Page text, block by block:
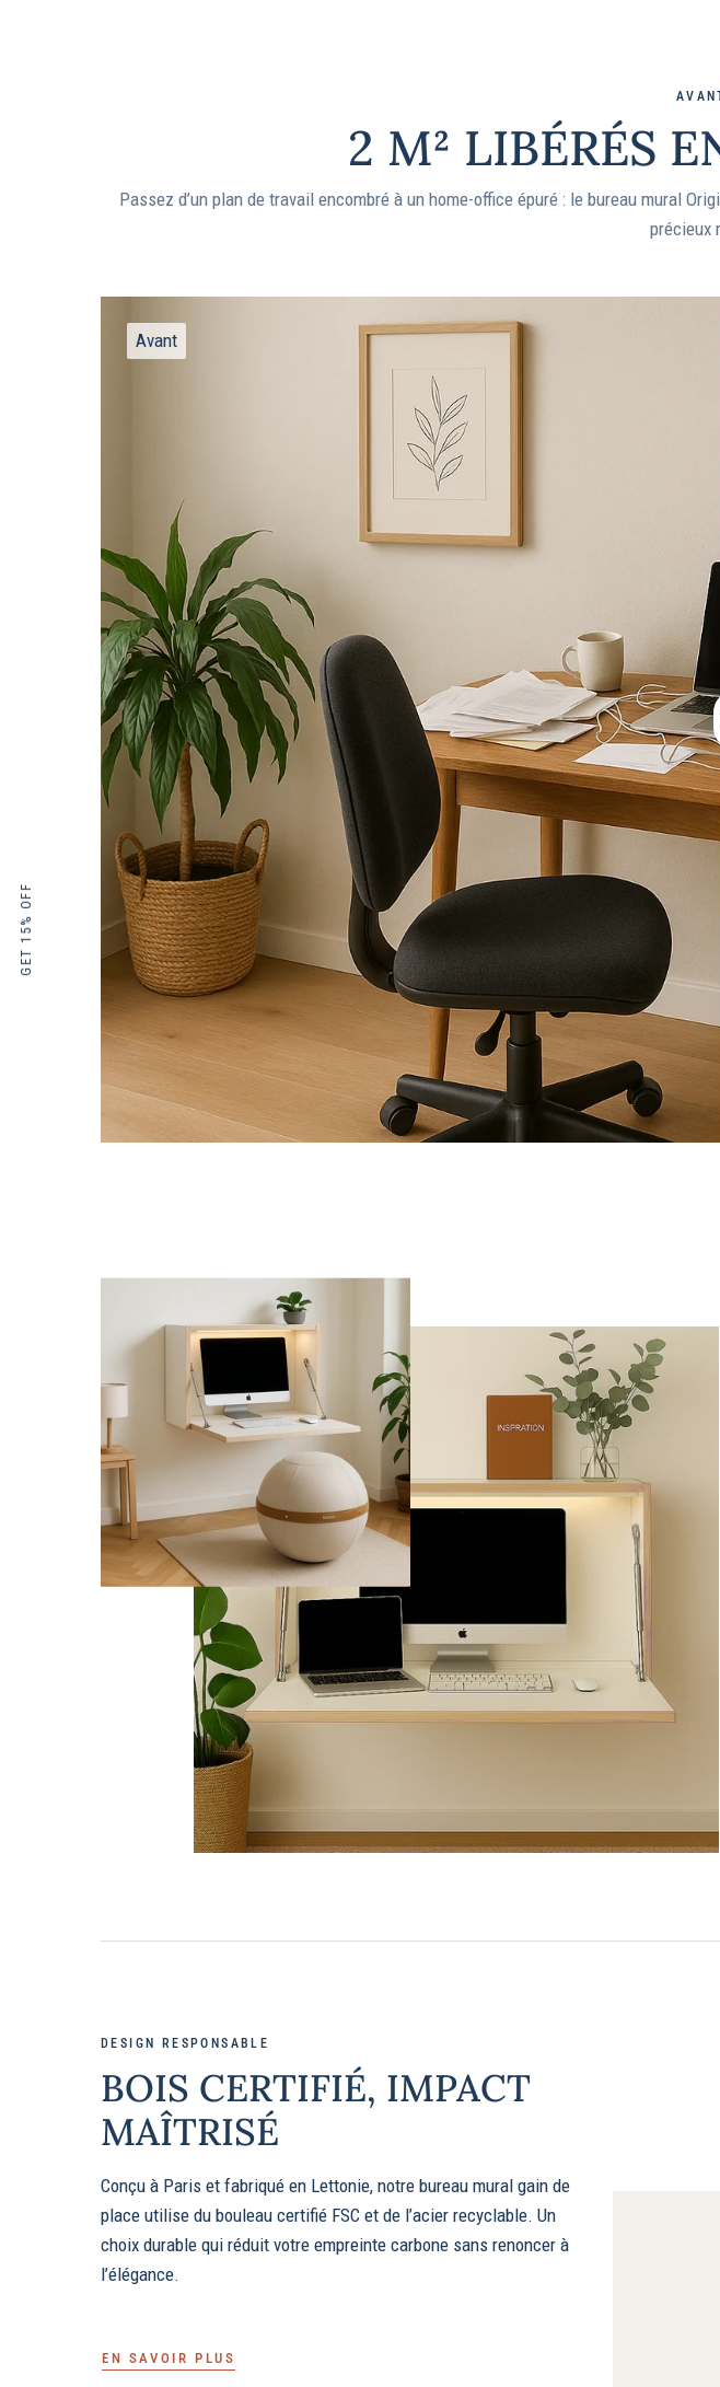
GET 15% OFF
2 M² LIBÉRÉS
Passez d’un plan de travail encombré à un home-office épuré : le bureau mural
précieux
DESIGN RESPONSABLE
BOIS CERTIFIÉ, IMPACT
MAÎTRISÉ
Conçu à Paris et fabriqué en Lettonie, notre bureau mural gain de
place utilise du bouleau certifié FSC et de l’acier recyclable. Un
choix durable qui réduit votre empreinte carbone sans renoncer à
l’élégance.
EN SAVOIR PLUS